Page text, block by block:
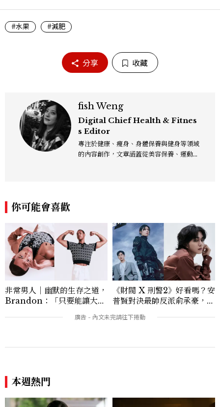
#水果 #減肥
分享 收藏
fish Weng
Digital Chief Health & Fitnes
s Editor
專注於健康、瘦身、身體保養與健身等領域
的內容創作，文章涵蓋從美容保養、運動健
你可能會喜歡
非常男人｜幽默的生存之道，
Brandon：「只要能讓大家
讓敵人成為朋友。」
《財閥 X 刑警2》好看嗎？安
普賢對決最帥反派俞承豪，鄭
卡，用錢輾壓罪犯的陳利手回
本週熱門